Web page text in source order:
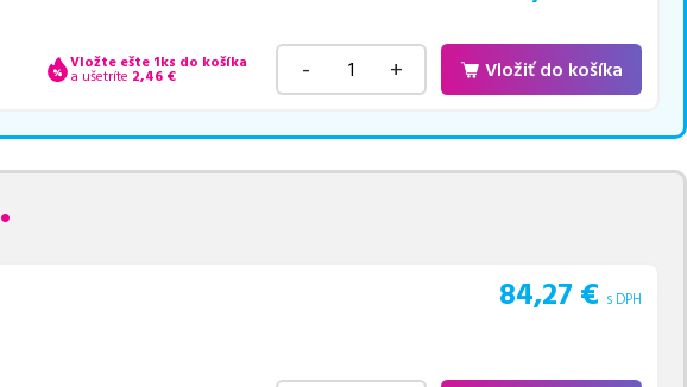
Vložte ešte 1ks do košíka
a ušetríte 2,46 € - + Vložiť do košíka
84,27 € s DPH